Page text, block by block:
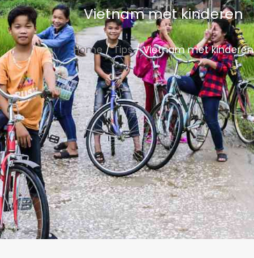
Vietnam met kinderen
Home/Tips/ Vietnam met kinderen